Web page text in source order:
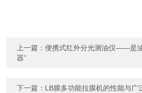
上一篇：便携式红外分光测油仪——是
器”
下一篇： LB膜多功能拉膜机的性能与广